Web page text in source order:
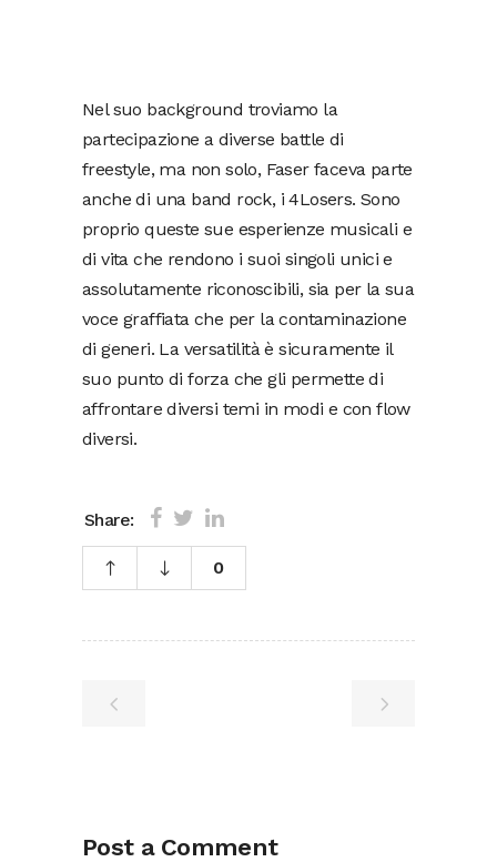
Nel suo background troviamo la
partecipazione a diverse battle di
freestyle, ma non solo, Faser faceva parte
anche di una band rock, i 4Losers. Sono
proprio queste sue esperienze musicali e
di vita che rendono i suoi singoli unici e
assolutamente riconoscibili, sia per la sua
voce graffiata che per la contaminazione
di generi. La versatilità è sicuramente il
suo punto di forza che gli permette di
affrontare diversi temi in modi e con flow
diversi.
Share:
0
Post a Comment